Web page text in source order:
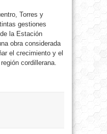
Torres y
gestiones
la Estación
obra considerada
el crecimiento y el
cordillerana.